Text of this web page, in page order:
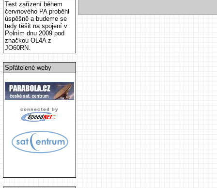
Test zařízení během
červnového PA proběhl
úspěšně a budeme se
tedy těšit na spojení v
Polním dnu 2009 pod
značkou OL4A z
JO60RN.
Spřátelené weby